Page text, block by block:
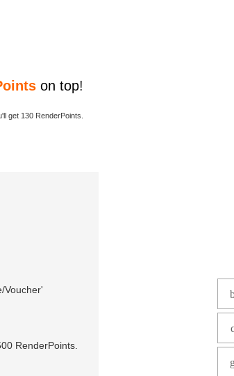
on top!
get 130 RenderPoints.
Voucher'
RenderPoints.